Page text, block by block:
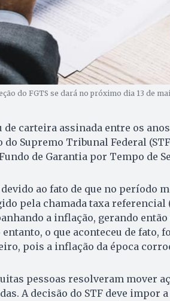
do FGTS se dará no próximo dia 13 de
carteira assinada entre os anos
do Supremo Tribunal Federal
de Garantia por Tempo de
devido ao fato de que no período
pela chamada taxa referencial
a inflação, gerando então
o que aconteceu de fato,
pois a inflação da época
pessoas resolveram mover
A decisão do STF deve impor